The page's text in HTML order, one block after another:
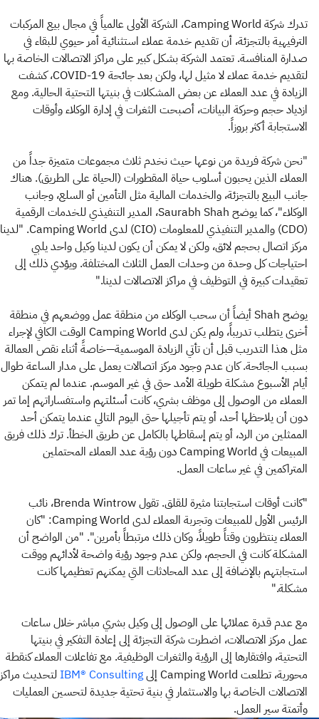
تدرك شركة Camping World، الشركة الأولى عالمياً في مجال بيع المركبات
الترفيهية بالتجزئة، أن تقديم خدمة عملاء استثنائية أمر حيوي للبقاء في
صدارة المنافسة. تعتمد الشركة بشكل كبير على مراكز الاتصالات الخاصة بها
لتقديم خدمة عملاء لا مثيل لها، ولكن بعد جائحة COVID-19، كشفت
الزيادة في عدد العملاء عن بعض المشكلات في بنيتها التحتية الحالية. ومع
ازدياد حجم وحركة البيانات، أصبحت الثغرات في إدارة الوكلاء وأوقات
الاستجابة أكثر بروزاً.
"نحن شركة فريدة من نوعها حيث نخدم ثلاث مجموعات متميزة جداً من
العملاء الذين يحبون أسلوب حياة المقطورات (الحياة على الطريق). هناك
جانب البيع بالتجزئة، والخدمات المالية مثل التأمين أو السلع، وجانب
الوكلاء"، كما يوضح Saurabh Shah، المدير التنفيذي للخدمات الرقمية
(CDO) والمدير التنفيذي للمعلومات (CIO) لدى Camping World. "لدينا
مركز اتصال بحجم لائق، ولكن لا يمكن أن يكون لدينا وكيل واحد يلبي
احتياجات كل وحدة من وحدات العمل الثلاث المختلفة. ويؤدي ذلك إلى
تعقيدات كبيرة في التوظيف في مراكز الاتصالات لدينا."
يوضح Shah أيضاً أن سحب الوكلاء من منطقة عمل ووضعهم في منطقة
أخرى يتطلب تدريباً، ولم يكن لدى Camping World الوقت الكافي لإجراء
مثل هذا التدريب قبل أن تأتي الزيادة الموسمية—خاصةً أثناء نقص العمالة
بسبب الجائحة. كان عدم وجود مركز اتصالات يعمل على مدار الساعة طوال
أيام الأسبوع مشكلة طويلة الأمد حتى في غير الموسم. عندما لم يتمكن
العملاء من الوصول إلى موظف بشري، كانت أسئلتهم واستفساراتهم إما تمر
دون أن يلاحظها أحد، أو يتم تأجيلها حتى اليوم التالي عندما يتمكن أحد
الممثلين من الرد، أو يتم إسقاطها بالكامل عن طريق الخطأ. ترك ذلك فريق
المبيعات في Camping World دون رؤية عدد العملاء المحتملين
المتراكمين في غير ساعات العمل.
"كانت أوقات استجابتنا مثيرة للقلق. تقول Brenda Wintrow، نائب
الرئيس الأول للمبيعات وتجربة العملاء لدى Camping World: "كان
العملاء ينتظرون وقتاً طويلاً، وكان ذلك مرتبطاً بأمرين". "من الواضح أن
المشكلة كانت في الحجم، ولكن عدم وجود رؤية واضحة لأدائهم ووقت
استجابتهم بالإضافة إلى عدد المحادثات التي يمكنهم تعظيمها كانت
مشكلة."
مع عدم قدرة عملائها على الوصول إلى وكيل بشري مباشر خلال ساعات
عمل مركز الاتصالات، اضطرت شركة التجزئة إلى إعادة التفكير في بنيتها
التحتية، وافتقارها إلى الرؤية والثغرات الوظيفية. مع تفاعلات العملاء كنقطة
محورية، تطلعت Camping World إلى
IBM® Consulting لتحديث مراكز
الاتصالات الخاصة بها والاستثمار في بنية تحتية جديدة لتحسين العمليات
وأتمتة سير العمل.